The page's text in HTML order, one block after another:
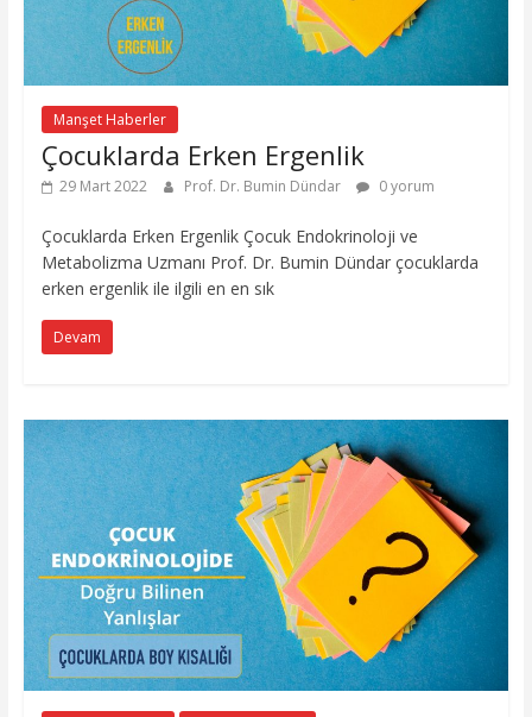
Manşet Haberler
Çocuklarda Erken Ergenlik
29 Mart 2022 Prof. Dr. Bumin Dündar 0 yorum
Çocuklarda Erken Ergenlik Çocuk Endokrinoloji ve
Metabolizma Uzmanı Prof. Dr. Bumin Dündar çocuklarda
erken ergenlik ile ilgili en en sık
Devam